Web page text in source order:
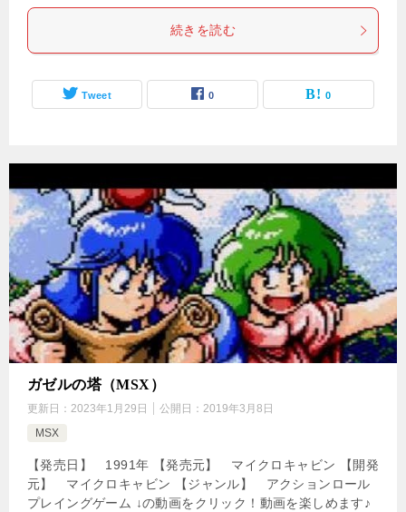
続きを読む
Tweet 0 0
ガゼルの塔（MSX）
更新日： 2023年1月29日 公開日： 2019年3月8日
MSX
【発売日】 1991年 【発売元】 マイクロキャビン 【開発
元】 マイクロキャビン 【ジャンル】 アクションロール
プレイングゲーム ↓の動画をクリック！動画を楽しめます♪